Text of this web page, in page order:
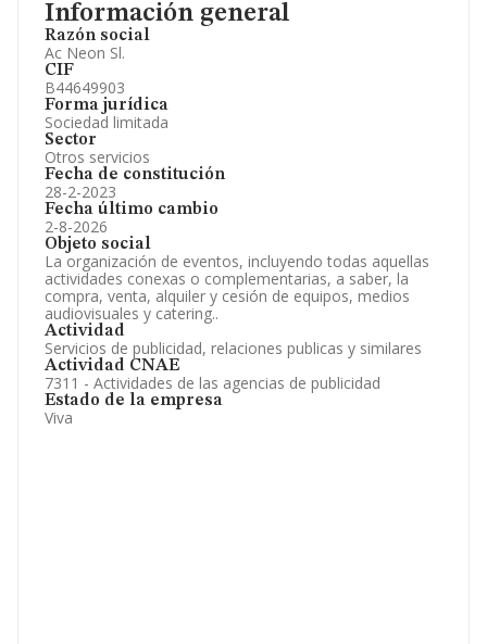
Información general
Razón social
Ac Neon Sl.
CIF
B44649903
Forma jurídica
Sociedad limitada
Sector
Otros servicios
Fecha de constitución
28-2-2023
Fecha último cambio
2-8-2026
Objeto social
La organización de eventos, incluyendo todas aquellas
actividades conexas o complementarias, a saber, la
compra, venta, alquiler y cesión de equipos, medios
audiovisuales y catering..
Actividad
Servicios de publicidad, relaciones publicas y similares
Actividad CNAE
7311 - Actividades de las agencias de publicidad
Estado de la empresa
Viva